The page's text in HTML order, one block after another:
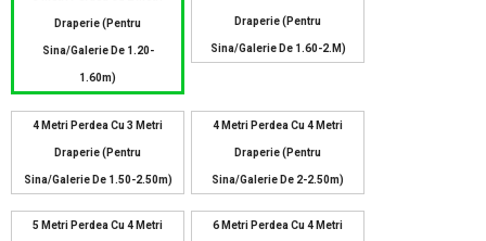
Draperie (pentru
Sina/galerie De 1.20-
1.60m)
Draperie (pentru
Sina/galerie De 1.60-2.m)
4 Metri Perdea Cu 3 Metri
Draperie (pentru
Sina/galerie De 1.50-2.50m)
4 Metri Perdea Cu 4 Metri
Draperie (pentru
Sina/galerie De 2-2.50m)
5 Metri Perdea Cu 4 Metri 6 Metri Perdea Cu 4 Metri